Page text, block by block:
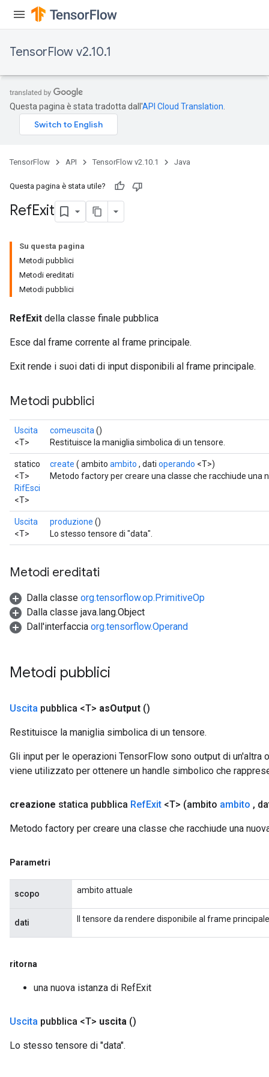
TensorFlow v2.10.1
Questa pagina è stata tradotta dall'API Cloud Translation
TensorFlow API TensorFlow v2.10.1 Java
Questa pagina è stata utile?
RefExit
Su questa pagina
Metodi pubblici
Metodi ereditati
Metodi pubblici
RefExit della classe finale pubblica
Esce dal frame corrente al frame principale.
Exit rende i suoi dati di input disponibili al frame principale.
Metodi pubblici
Uscita
<T>
comeuscita ()
Restituisce la maniglia simbolica di un tensore.
statico
<T>
RifEsci
<T>
create ( ambito ambito , dati operando <T>)
Metodo factory per creare una classe che racchiude una
Uscita
<T>
produzione ()
Lo stesso tensore di "data".
Metodi ereditati
Dalla classe org.tensorflow.op.PrimitiveOp
Dalla classe java.lang.Object
Dall'interfaccia org.tensorflow.Operand
Metodi pubblici
Uscita pubblica <T> asOutput ()
Restituisce la maniglia simbolica di un tensore.
Gli input per le operazioni TensorFlow sono output di un'altra
viene utilizzato per ottenere un handle simbolico che
creazione statica pubblica RefExit <T> (ambito ambito ,
Metodo factory per creare una classe che racchiude una
Parametri
scopo ambito attuale
dati Il tensore da rendere disponibile al frame
ritorna
una nuova istanza di RefExit
Uscita pubblica <T> uscita ()
Lo stesso tensore di "data".